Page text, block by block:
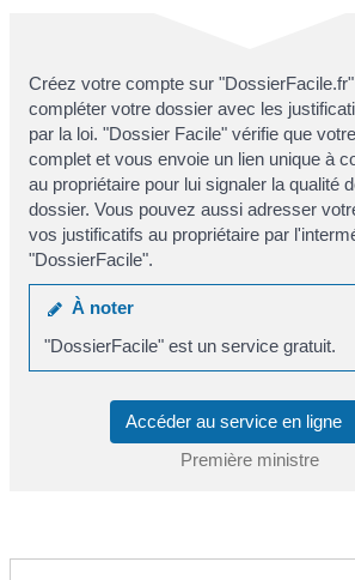
Créez votre compte sur
compléter votre dossier avec les
par la loi. "Dossier Facile" vérifie que
complet et vous envoie un lien unique à
au propriétaire pour lui signaler la qualité
dossier. Vous pouvez aussi adresser
vos justificatifs au propriétaire par
"DossierFacile".
À noter
"DossierFacile" est un service gratuit.
Accéder au service en ligne
Première ministre